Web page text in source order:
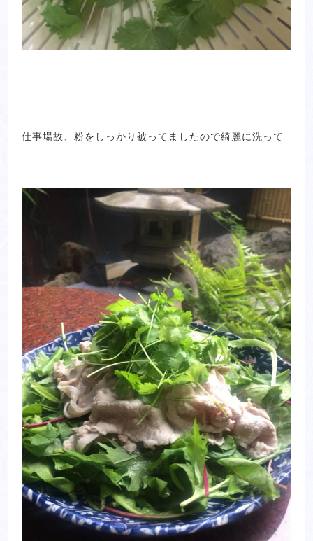
仕事場故、粉をしっかり被ってましたので綺麗に洗って